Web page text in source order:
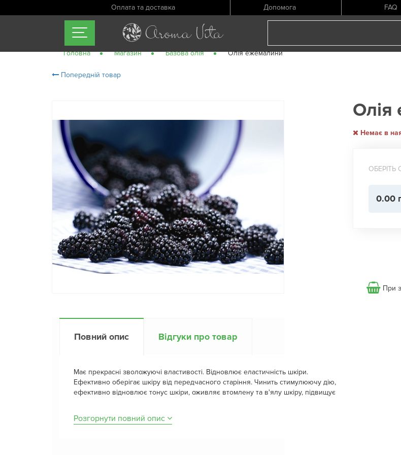
Оплата та доставка Допомога FAQ
Головна Магазин Базова олія Олія ежемалини
Попередній товар
Повний опис Відгуки про товар
Має прекрасні зволожуючі властивості. Відновлює еластичність шкіри.
Ефективно оберігає шкіру від передчасного старіння. Чинить стимулюючу дію,
ефективно відновлює тонус шкіри, оживляє втомлену та в'ялу шкіру, підвищує
Розгорнути повний опис
Олія
Немає в
ОБЕРІТЬ
0.00
При